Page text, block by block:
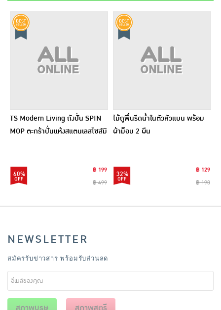
TS Modern Living ถังปั่น SPIN
MOP ตะกร้าปั่นแห้งสแตนเลสไซส์มิ
60%
฿ 199
฿ 499
ไม้ถูพื้นรีดน้ำในตัวหัวแบน พร้อม
ผ้าม็อบ 2 ผืน
32%
฿ 129
฿ 190
NEWSLETTER
สมัครรับข่าวสาร พร้อมรับส่วนลด